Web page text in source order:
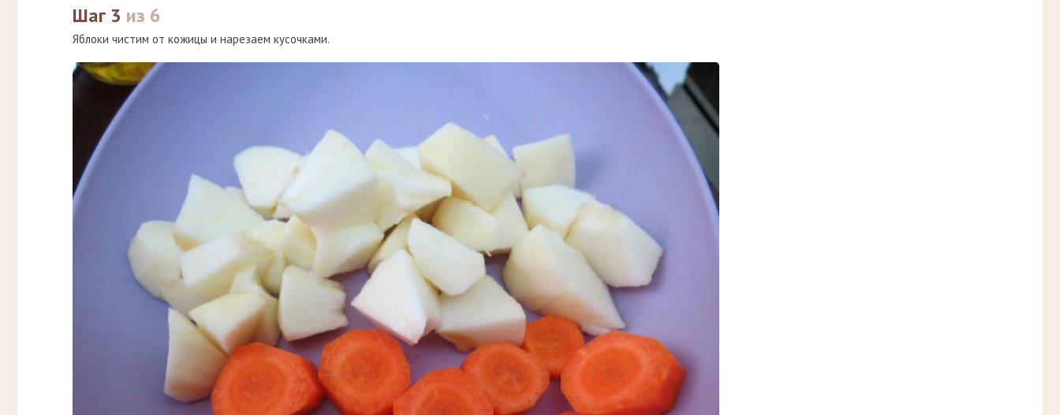
Шаг 3 из 6
Яблоки чистим от кожицы и нарезаем кусочками.